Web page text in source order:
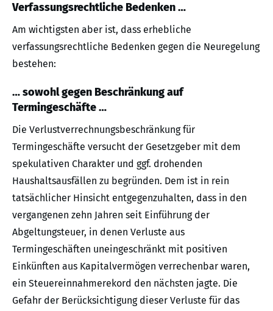
Verfassungsrechtliche Bedenken …
Am wichtigsten aber ist, dass erhebliche
verfassungsrechtliche Bedenken gegen die Neuregelung
bestehen:
… sowohl gegen Beschränkung auf
Termingeschäfte …
Die Verlustverrechnungsbeschränkung für
Termingeschäfte versucht der Gesetzgeber mit dem
spekulativen Charakter und ggf. drohenden
Haushaltsausfällen zu begründen. Dem ist in rein
tatsächlicher Hinsicht entgegenzuhalten, dass in den
vergangenen zehn Jahren seit Einführung der
Abgeltungsteuer, in denen Verluste aus
Termingeschäften uneingeschränkt mit positiven
Einkünften aus Kapitalvermögen verrechenbar waren,
ein Steuereinnahmerekord den nächsten jagte. Die
Gefahr der Berücksichtigung dieser Verluste für das